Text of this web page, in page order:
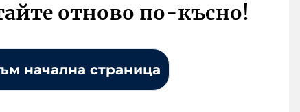
отново по-късно!
начална страница